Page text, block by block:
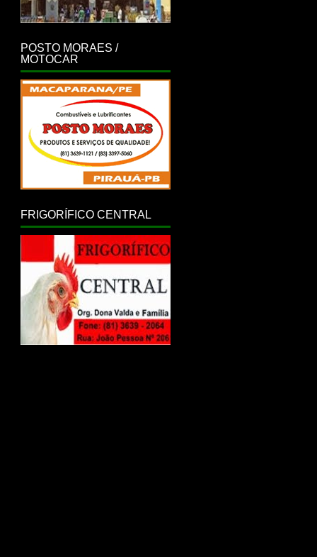
POSTO MORAES /
MOTOCAR
FRIGORÍFICO CENTRAL